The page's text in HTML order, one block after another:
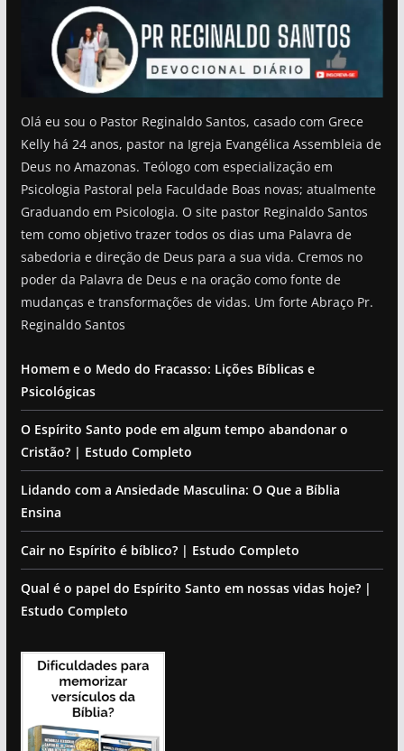
Olá eu sou o Pastor Reginaldo Santos, casado com Grece
Kelly há 24 anos, pastor na Igreja Evangélica Assembleia de
Deus no Amazonas. Teólogo com especialização em
Psicologia Pastoral pela Faculdade Boas novas; atualmente
Graduando em Psicologia. O site pastor Reginaldo Santos
tem como objetivo trazer todos os dias uma Palavra de
sabedoria e direção de Deus para a sua vida. Cremos no
poder da Palavra de Deus e na oração como fonte de
mudanças e transformações de vidas. Um forte Abraço Pr.
Reginaldo Santos
Homem e o Medo do Fracasso: Lições Bíblicas e
Psicológicas
O Espírito Santo pode em algum tempo abandonar o
Cristão? | Estudo Completo
Lidando com a Ansiedade Masculina: O Que a Bíblia
Ensina
Cair no Espírito é bíblico? | Estudo Completo
Qual é o papel do Espírito Santo em nossas vidas hoje? |
Estudo Completo